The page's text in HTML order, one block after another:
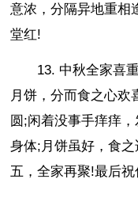
意浓，分隔异地重相
堂红!
13. 中秋全家喜
月饼，分而食之心欢
圆;闲着没事手痒痒
身体;月饼虽好，食
五，全家再聚!最后